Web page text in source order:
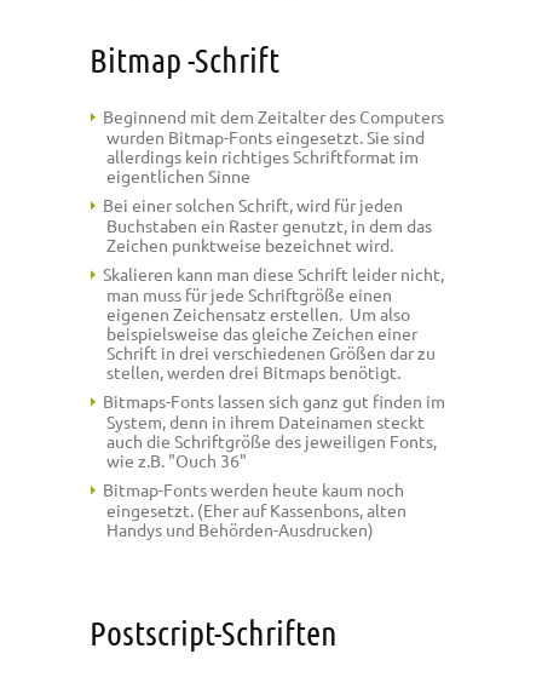
Bitmap -Schrift
Beginnend mit dem Zeitalter des Computers
wurden Bitmap-Fonts eingesetzt. Sie sind
allerdings kein richtiges Schriftformat im
eigentlichen Sinne
Bei einer solchen Schrift, wird für jeden
Buchstaben ein Raster genutzt, in dem das
Zeichen punktweise bezeichnet wird.
Skalieren kann man diese Schrift leider nicht,
man muss für jede Schriftgröße einen
eigenen Zeichensatz erstellen. Um also
beispielsweise das gleiche Zeichen einer
Schrift in drei verschiedenen Größen dar zu
stellen, werden drei Bitmaps benötigt.
Bitmaps-Fonts lassen sich ganz gut finden im
System, denn in ihrem Dateinamen steckt
auch die Schriftgröße des jeweiligen Fonts,
wie z.B. "Ouch 36"
Bitmap-Fonts werden heute kaum noch
eingesetzt. (Eher auf Kassenbons, alten
Handys und Behörden-Ausdrucken)
Postscript-Schriften